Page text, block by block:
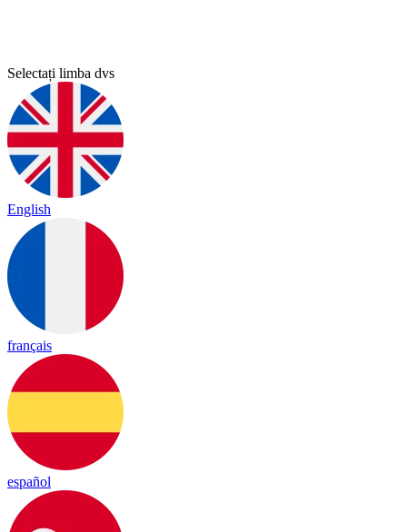
Selectați limba dvs
English
français
español